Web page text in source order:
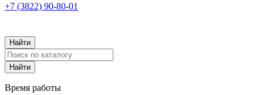
+7 (3822) 90-80-01
Время работы